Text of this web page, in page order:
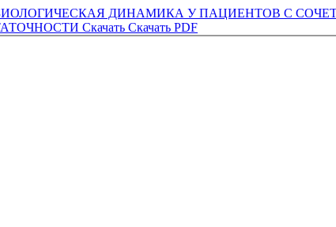
ДИНАМИКА У ПАЦИЕНТОВ С
Скачать Скачать PDF